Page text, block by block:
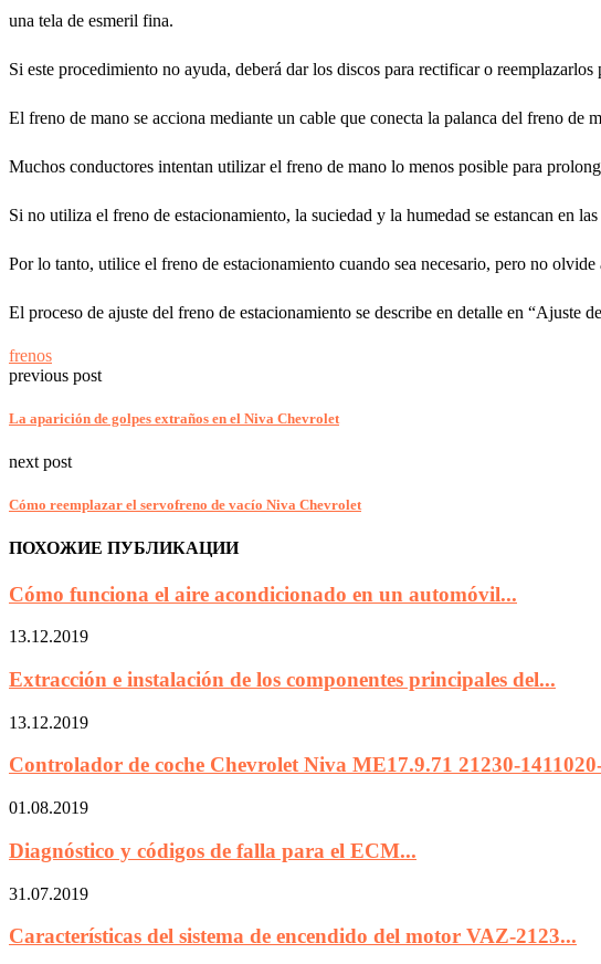
una tela de esmeril fina.
Si este procedimiento no ayuda, deberá dar los discos para rectificar o reemplazarlos
El freno de mano se acciona mediante un cable que conecta la palanca del freno de
Muchos conductores intentan utilizar el freno de mano lo menos posible para
Si no utiliza el freno de estacionamiento, la suciedad y la humedad se estancan en
Por lo tanto, utilice el freno de estacionamiento cuando sea necesario, pero no
El proceso de ajuste del freno de estacionamiento se describe en detalle en “Ajuste
frenos
previous post
La aparición de golpes extraños en el Niva Chevrolet
next post
Cómo reemplazar el servofreno de vacío Niva Chevrolet
ПОХОЖИЕ ПУБЛИКАЦИИ
Cómo funciona el aire acondicionado en un automóvil...
13.12.2019
Extracción e instalación de los componentes principales del...
13.12.2019
Controlador de coche Chevrolet Niva ME17.9.71 21230-
01.08.2019
Diagnóstico y códigos de falla para el ECM...
31.07.2019
Características del sistema de encendido del motor VAZ-2123...